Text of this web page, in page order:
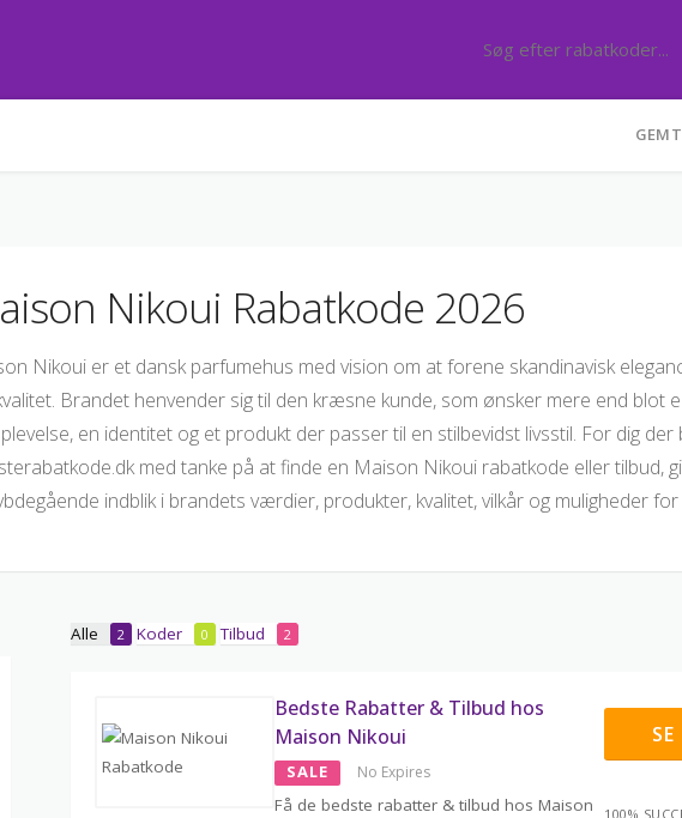
Nikoui Rabatkode 2026
Nikoui er et dansk parfumehus med vision om at forene skandinavisk
Brandet henvender sig til den kræsne kunde, som ønsker mere end blot
en identitet og et produkt der passer til en stilbevidst livsstil. For dig der
med tanke på at finde en Maison Nikoui rabatkode eller tilbud,
indblik i brandets værdier, produkter, kvalitet, vilkår og muligheder
Alle 2 Koder 0 Tilbud 2
Bedste Rabatter & Tilbud hos
Maison Nikoui
SALE No Expires
Få de bedste rabatter & tilbud hos Maison
100%